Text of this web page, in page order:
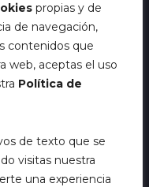
propias y de
de navegación,
contenidos que
web, aceptas el uso
Política de
de texto que se
visitas nuestra
una experiencia
Tonda
y
en